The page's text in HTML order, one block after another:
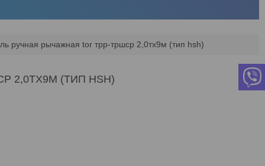
ручная рычажная tor трр-тршср 2,0тх9м (тип hsh)
2,0ТХ9М (ТИП HSH)